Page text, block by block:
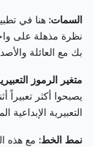
السمات: هنا في
نظرة مذهلة على
بك مع العائلة
متغير الرموز
يصبحوا أكثر تعبيراً
التعبيرية الإبداعية
نمط الخط: